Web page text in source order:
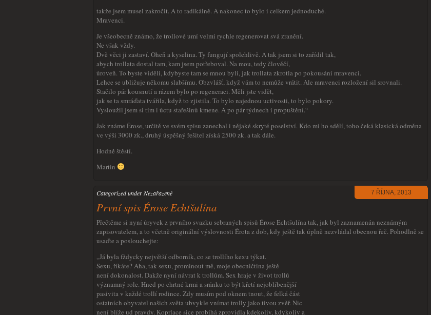
takže jsem musel zakročit. A to radikálně. A nakonec to bylo i celkem jednoduché.
Mravenci.
Je všeobecně známo, že trollové umí velmi rychle regenerovat svá zranění.
Ne však vždy.
Dvě věci ji zastaví. Oheň a kyselina. Ty fungují spolehlivě. A tak jsem si to zařídil tak,
abych trollata dostal tam, kam jsem potřeboval. Na mou, tedy člověčí,
úroveň. To byste viděli, kdybyste tam se mnou byli, jak trollata zkrotla po pokousání mravenci.
Lehce se ubližuje někomu slabšímu. Obzvlášť, když vám to nemůže vrátit. Ale mravenci rozložení sil srovnali.
Stačilo pár kousnutí a rázem bylo po regeneraci. Měli jste vidět,
jak se ta smráďata tvářila, když to zjistila. To bylo najednou uctivosti, to bylo pokory.
Vysloužil jsem si tím i úctu stařešinů kmene. A po pár týdnech i propuštění.“
Jak známe Érose, určitě ve svém spisu zanechal i nějaké skryté poselství. Kdo mi ho sdělí, toho čeká klasická odměna
ve výši 3000 zk., druhý úspěšný řešitel získá 2500 zk. a tak dále.
Hodně štěstí.
Martin
7 ŘÍJNA, 2013
Categorized under Nezařazené
První spis Érose Echtšulína
Přečtěme si nyní úryvek z prvního svazku sebraných spisů Érose Echtšulína tak, jak byl zaznamenán neznámým
zapisovatelem, a to včetně originální výslovnosti Érota z dob, kdy ještě tak úplně nezvládal obecnou řeč. Pohodlně se
usaďte a poslouchejte:
„Já byla fždycky největší odborník, co se trollího kexu týkat.
Sexu, říkáte? Aha, tak sexu, prominout mě, moje obecničtina ještě
není dokonalost. Dakže nyní návrat k trollům. Sex hraje v život trollů
významný role. Hned po chrtné krmi a sránku to být křetí nejoblíbenější
pasivita v každé trollí rodince. Zdy musím pod oknem tnout, že felká část
ostatních obyvatel našich světa ubvykle vnímat trolly jako tivou zvěř. Nic
není blíže ud pravdy. Koprlace sice probíhá zprovidla kdekoliv, kdykoliv a